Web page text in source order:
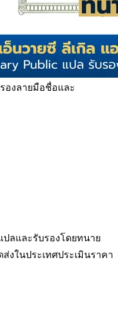
องลายมือชื่อและ
ปลและรับรองโดยทนาย
ส่งในประเทศประเมินราคา